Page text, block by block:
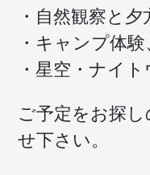
・自然観察と夕
・キャンプ体験
・星空・ナイ
ご予定をお探
せ下さい。